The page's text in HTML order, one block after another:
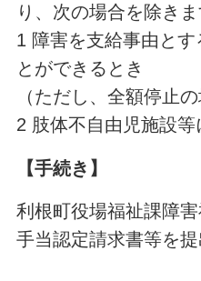
り、次の場合を除きま
1 障害を支給事由と
とができるとき
（ただし、全額停止
2 肢体不自由児施設等
【手続き】
利根町役場福祉課障
手当認定請求書等を提